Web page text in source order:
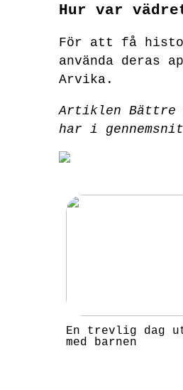
Hur var
För att få
använda deras
Arvika.
Artiklen Bättre
har i
En trevlig dag
med barnen